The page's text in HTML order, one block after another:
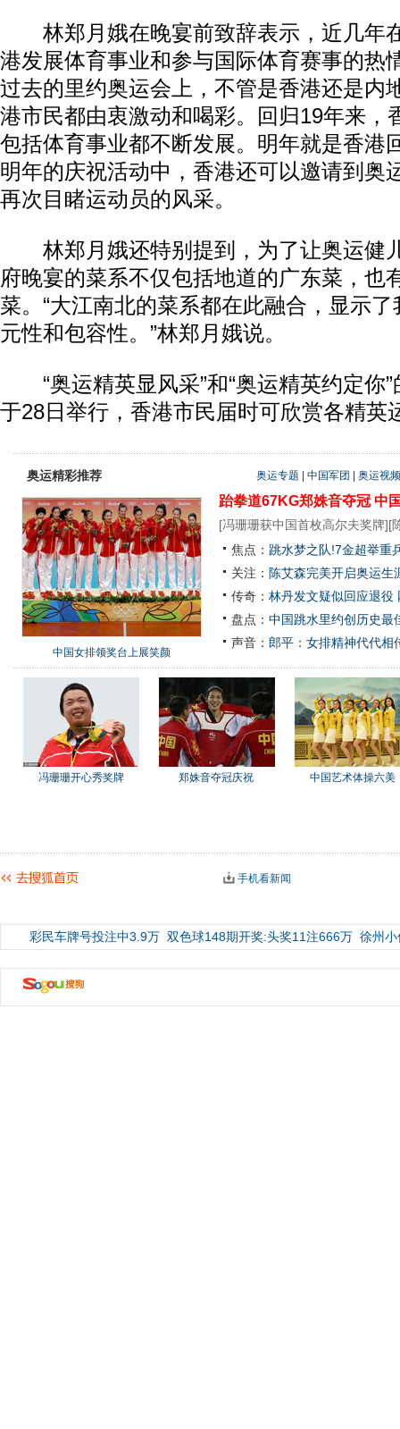
林郑月娥在晚宴前致辞表示，近几年
港发展体育事业和参与国际体育赛事的热
过去的里约奥运会上，不管是香港还是内
港市民都由衷激动和喝彩。回归19年来，
包括体育事业都不断发展。明年就是香港
明年的庆祝活动中，香港还可以邀请到奥
再次目睹运动员的风采。
林郑月娥还特别提到，为了让奥运健
府晚宴的菜系不仅包括地道的广东菜，也
菜。“大江南北的菜系都在此融合，显示
元性和包容性。”林郑月娥说。
“奥运精英显风采”和“奥运精英约定你”
于28日举行，香港市民届时可欣赏各精英
奥运精彩推荐 奥运专题 中国军团 奥运视频
中国女排领奖台上展笑颜
跆拳道67KG郑姝音夺冠 中
[冯珊珊获中国首枚高尔夫奖牌][
焦点： 跳水梦之队!7金超举重
关注： 陈艾森完美开启奥运
传奇： 林丹发文疑似回应退役
盘点： 中国跳水里约创历史最
声音： 郎平：女排精神代代相
冯珊珊开心秀奖牌 郑姝音夺冠庆祝 中国艺术体操六美
手机看新闻
彩民车牌号投注中3.9万 双色球148期开奖:头奖11注666万 徐州